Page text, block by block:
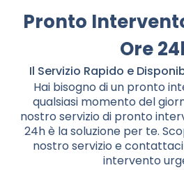
Pronto
Ore
Il Servizio Rapido e
Hai bisogno di un pronto
qualsiasi momento del
nostro servizio di pronto
24h è la soluzione per te.
nostro servizio e
intervento